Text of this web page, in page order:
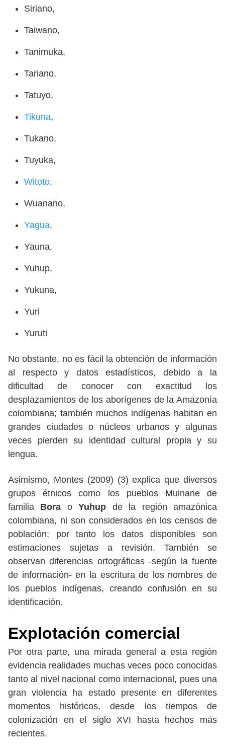
Siriano,
Taiwano,
Tanimuka,
Tariano,
Tatuyo,
Tikuna,
Tukano,
Tuyuka,
Witoto,
Wuanano,
Yagua,
Yauna,
Yuhup,
Yukuna,
Yuri
Yuruti
No obstante, no es fácil la obtención de información
al respecto y datos estadísticos, debido a la
dificultad de conocer con exactitud los
desplazamientos de los aborígenes de la Amazonía
colombiana; también muchos indígenas habitan en
grandes ciudades o núcleos urbanos y algunas
veces pierden su identidad cultural propia y su
lengua.
Asimismo, Montes (2009) (3) explica que diversos
grupos étnicos como los pueblos Muinane de
familia Bora oYuhup de la región amazónica
colombiana, ni son considerados en los censos de
población; por tanto los datos disponibles son
estimaciones sujetas a revisión. También se
observan diferencias ortográficas -según la fuente
de información- en la escritura de los nombres de
los pueblos indígenas, creando confusión en su
identificación.
Explotación comercial
Por otra parte, una mirada general a esta región
evidencia realidades muchas veces poco conocidas
tanto al nivel nacional como internacional, pues una
gran violencia ha estado presente en diferentes
momentos históricos, desde los tiempos de
colonización en el siglo XVI hasta hechos más
recientes.